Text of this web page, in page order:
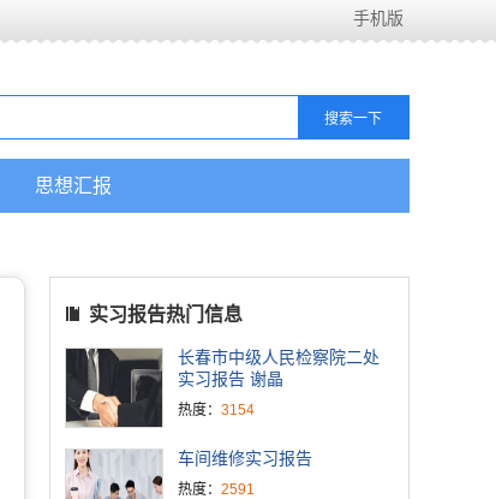
手机版
思想汇报
实习报告热门信息
长春市中级人民检察院二处
实习报告 谢晶
热度： 3154
车间维修实习报告
热度： 2591